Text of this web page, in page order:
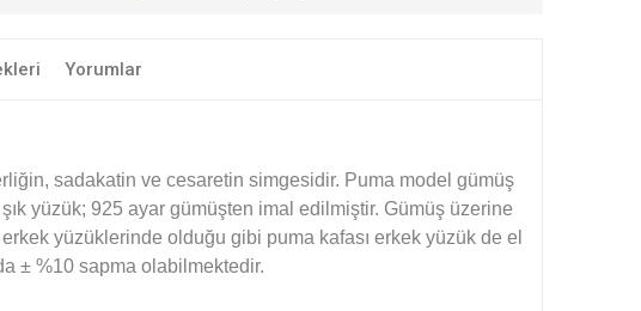
Yorumlar
sadakatin ve cesaretin simgesidir. Puma model gümüş
yüzük; 925 ayar gümüşten imal edilmiştir. Gümüş üzerine
yüzüklerinde olduğu gibi puma kafası erkek yüzük de el
± %10 sapma olabilmektedir.